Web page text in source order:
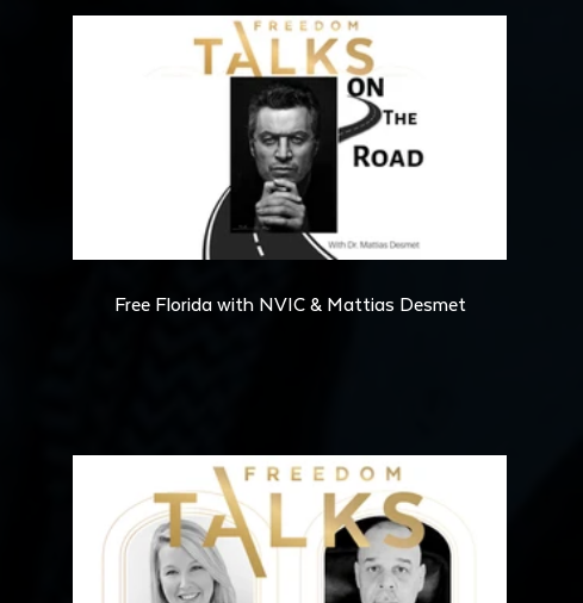
Free Florida with NVIC & Mattias Desmet